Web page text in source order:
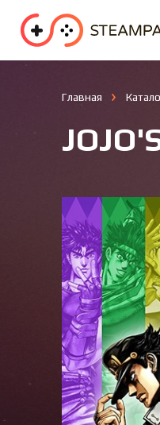
Спорт
Главная